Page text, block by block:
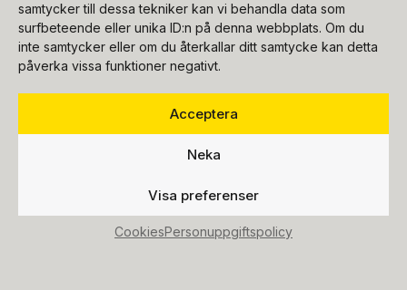
samtycker till dessa tekniker kan vi behandla data som
surfbeteende eller unika ID:n på denna webbplats. Om du
inte samtycker eller om du återkallar ditt samtycke kan detta
påverka vissa funktioner negativt.
Acceptera
Neka
Visa preferenser
CookiesPersonuppgiftspolicy
018-727 90 00
Program & biljetter
Konferens
konferens@ukk.se
Bokningsförfrågan
Fest
Om oss
Press